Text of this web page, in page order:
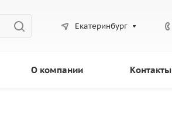
Екатеринбург
О компании Контакты